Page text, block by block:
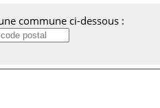
commune ci-dessous :